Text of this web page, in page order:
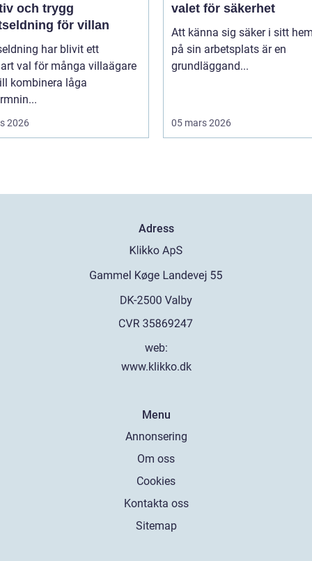
och trygg
för villan
har blivit ett
val för många villaägare
kombinera låga
2026
valet för säkerhet
Att känna sig säker i sitt
på sin arbetsplats är en
grundläggand...
05 mars 2026
Adress
web:
www.klikko.dk
Menu
Annonsering
Om oss
Cookies
Kontakta oss
Sitemap